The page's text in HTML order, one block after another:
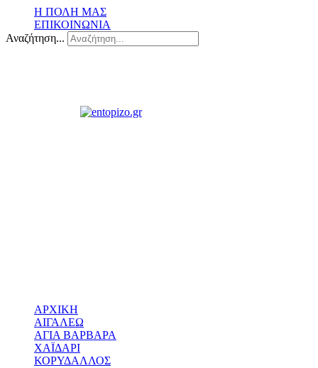
Η ΠΟΛΗ ΜΑΣ
ΕΠΙΚΟΙΝΩΝΙΑ
Αναζήτηση...
ΑΡΧΙΚΗ
ΑΙΓΑΛΕΩ
ΑΓΙΑ ΒΑΡΒΑΡΑ
ΧΑΪΔΑΡΙ
ΚΟΡΥΔΑΛΛΟΣ